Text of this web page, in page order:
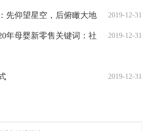
2019-12-31
先仰望星空，后俯瞰大地
2019-12-31
年母婴新零售关键词：社
2019-12-31